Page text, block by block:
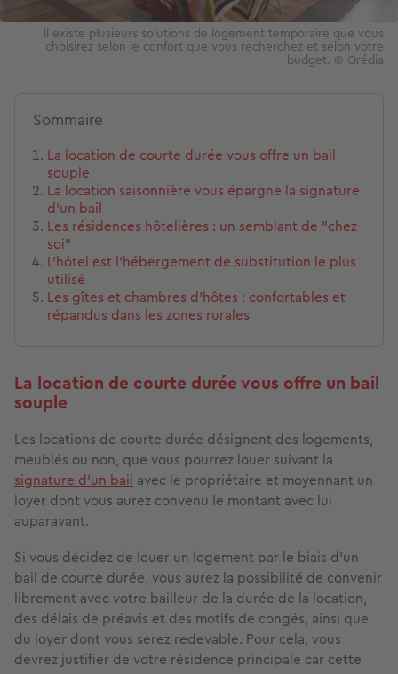
Il existe plusieurs solutions de logement temporaire que vous
choisirez selon le confort que vous recherchez et selon votre
budget. © Orédia
Sommaire
La location de courte durée vous offre un bail
souple
La location saisonnière vous épargne la signature
d'un bail
Les résidences hôtelières : un semblant de "chez
soi"
L'hôtel est l'hébergement de substitution le plus
utilisé
Les gîtes et chambres d’hôtes : confortables et
répandus dans les zones rurales
La location de courte durée vous offre un bail
souple
Les locations de courte durée désignent des logements,
meublés ou non, que vous pourrez louer suivant la
signature d’un bail avec le propriétaire et moyennant un
loyer dont vous aurez convenu le montant avec lui
auparavant.
Si vous décidez de louer un logement par le biais d'un
bail de courte durée, vous aurez la possibilité de convenir
librement avec votre bailleur de la durée de la location,
des délais de préavis et des motifs de congés, ainsi que
du loyer dont vous serez redevable. Pour cela, vous
devrez justifier de votre résidence principale car cette